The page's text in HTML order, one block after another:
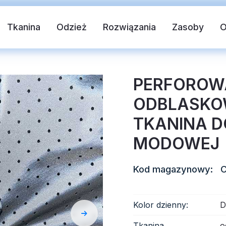
Tkanina Odzież Rozwiązania Zasoby
tkanina Kamizelka bezpieczeństwa
Odblaskowy winyl termotransferowy
TKANINA
MODOWEJ
Kod magazynowy:
Kolor dzienny: